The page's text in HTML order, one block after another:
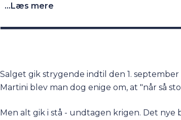
...Læs mere
Salget gik strygende indtil den 1.
Martini blev man dog enige om, at "når så
Men alt gik i stå - undtagen krigen. Det